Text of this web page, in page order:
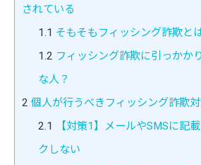
されている
1.1 そもそもフィッシング詐欺と
1.2 フィッシング詐欺に引っかか
な人？
2 個人が行うべきフィッシング詐欺
2.1
【対策1】メールやSMSに記
クしない